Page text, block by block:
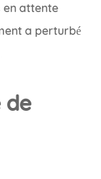
en attente
a perturbé
de